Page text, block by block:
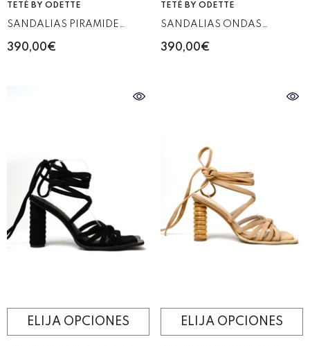
VENDEDOR:
TETÉ BY ODETTE
SANDALIAS PIRAMIDE
ROSA
390,00€
VENDEDOR:
TETÉ BY ODETTE
SANDALIAS ONDAS
TURQUESA
390,00€
ELIJA OPCIONES ELIJA OPCIONES